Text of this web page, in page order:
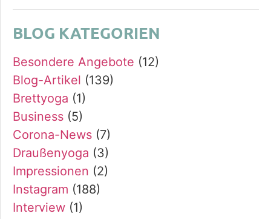
BLOG KATEGORIEN
Besondere Angebote (12)
Blog-Artikel (139)
Brettyoga (1)
Business (5)
Corona-News (7)
Draußenyoga (3)
Impressionen (2)
Instagram (188)
Interview (1)